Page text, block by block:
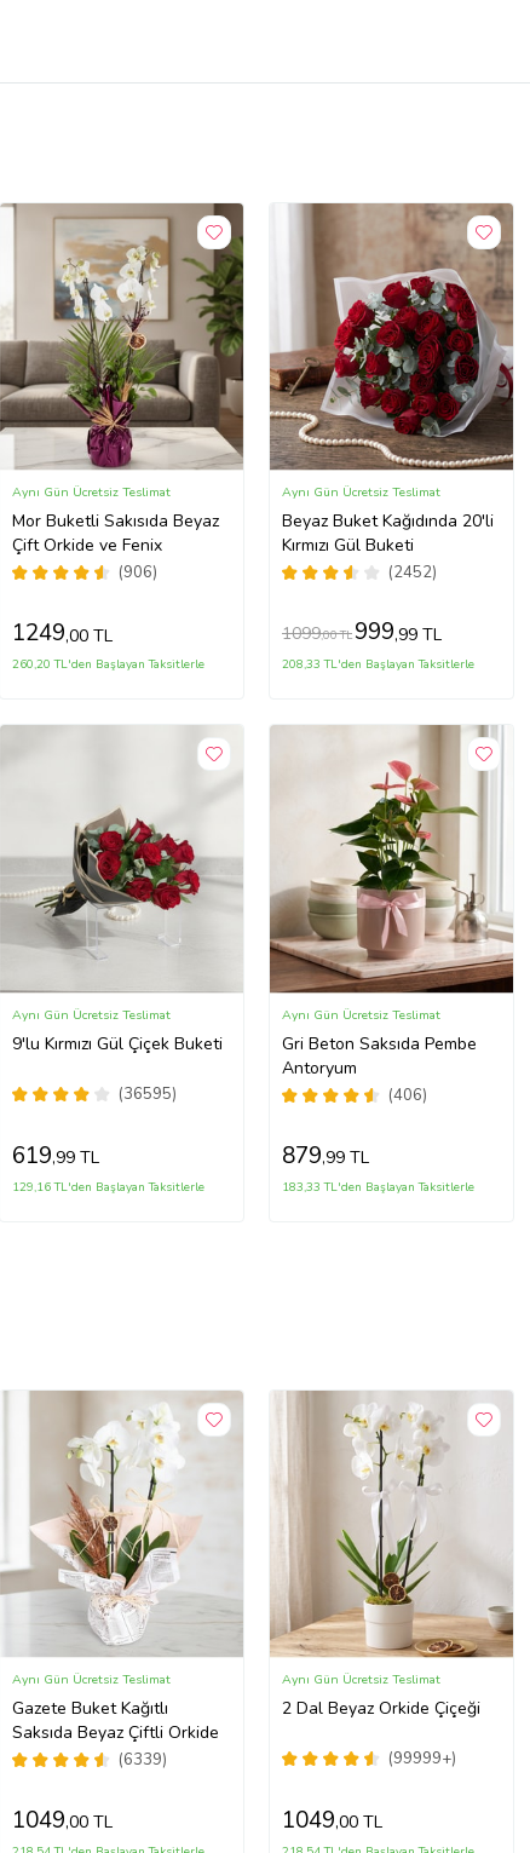
Mor Buketli Sakısıda Beyaz
Çift Orkide ve Fenix
(906)
Aynı Gün Ücretsiz Teslimat
1249,00 TL
260,20 TL'den Başlayan Taksitlerle
Beyaz Buket Kağıdında 20'li
Kırmızı Gül Buketi
(2452)
Aynı Gün Ücretsiz Teslimat
1099,00 TL 999,99 TL
208,33 TL'den Başlayan Taksitlerle
9'lu Kırmızı Gül Çiçek Buketi
(36595)
Aynı Gün Ücretsiz Teslimat
619,99 TL
129,16 TL'den Başlayan Taksitlerle
Gri Beton Saksıda Pembe
Antoryum
(406)
Aynı Gün Ücretsiz Teslimat
879,99 TL
183,33 TL'den Başlayan Taksitlerle
Gazete Buket Kağıtlı
Saksıda Beyaz Çiftli Orkide
(6339)
Aynı Gün Ücretsiz Teslimat
1049,00 TL
2 Dal Beyaz Orkide Çiçeği
(99999+)
Aynı Gün Ücretsiz Teslimat
1049,00 TL